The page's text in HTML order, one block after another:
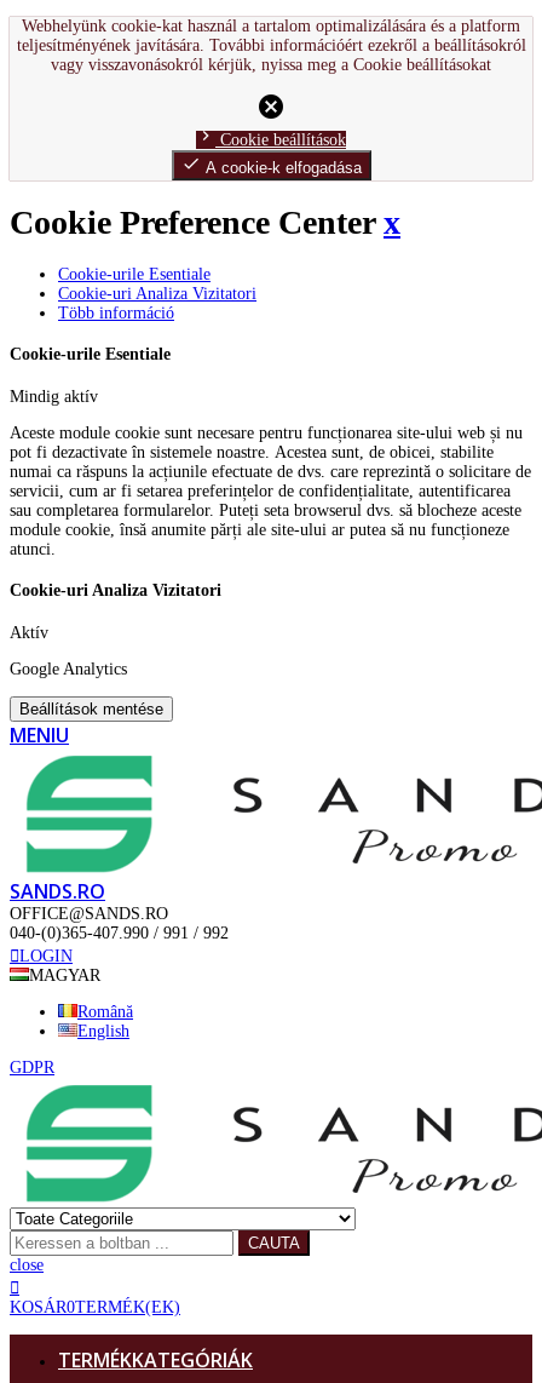
Webhelyünk cookie-kat használ a tartalom optimalizálására és a platform
teljesítményének javítására. További információért ezekről a beállításokról
vagy visszavonásokról kérjük, nyissa meg a Cookie beállításokat
cancel
chevron_right Cookie beállítások
done A cookie-k elfogadása
Cookie Preference Centerx
Cookie-urile Esentiale
Cookie-uri Analiza Vizitatori
Több információ
Cookie-urile Esentiale
Mindig aktív
Aceste module cookie sunt necesare pentru funcționarea site-ului web și nu
pot fi dezactivate în sistemele noastre. Acestea sunt, de obicei, stabilite
numai ca răspuns la acțiunile efectuate de dvs. care reprezintă o solicitare de
servicii, cum ar fi setarea preferințelor de confidențialitate, autentificarea
sau completarea formularelor. Puteți seta browserul dvs. să blocheze aceste
module cookie, însă anumite părți ale site-ului ar putea să nu funcționeze
atunci.
Cookie-uri Analiza Vizitatori
Aktív
Google Analytics
Beállítások mentése
MENIU
SANDS.RO
OFFICE@SANDS.RO
040-(0)365-407.990 / 991 / 992
LOGIN
MAGYAR
Română
English
GDPR
CAUTA
close
KOSÁR0TERMÉK(EK)
TERMÉKKATEGÓRIÁK